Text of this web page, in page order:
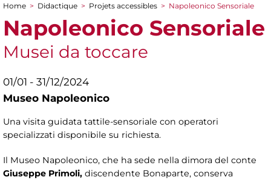
You are here
Home > Didactique > Projets accessibles > Napoleonico Sensoriale
Napoleonico Sensoriale
Musei da toccare
01/01 - 31/12/2024
Museo Napoleonico
Una visita guidata tattile-sensoriale con operatori
specializzati disponibile su richiesta.
Il Museo Napoleonico, che ha sede nella dimora del conte
Giuseppe Primoli, discendente Bonaparte, conserva